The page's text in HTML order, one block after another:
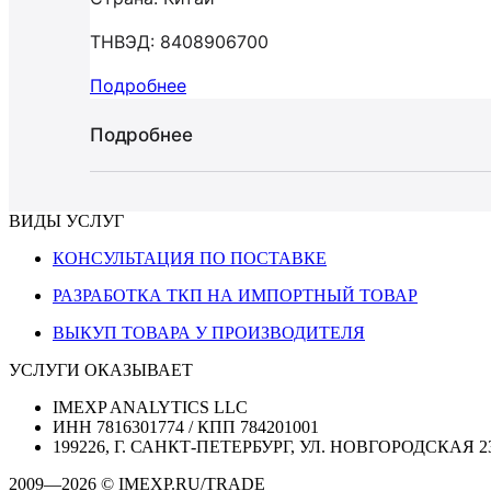
ТНВЭД: 8408906700
Подробнее
Подробнее
ВИДЫ УСЛУГ
КОНСУЛЬТАЦИЯ ПО ПОСТАВКЕ
РАЗРАБОТКА ТКП НА ИМПОРТНЫЙ ТОВАР
ВЫКУП ТОВАРА У ПРОИЗВОДИТЕЛЯ
УСЛУГИ ОКАЗЫВАЕТ
IMEXP ANALYTICS LLC
ИНН 7816301774 / КПП 784201001
199226, Г. САНКТ-ПЕТЕРБУРГ, УЛ. НОВГОРОДСКАЯ
2009—2026 © IMEXP.RU/TRADE